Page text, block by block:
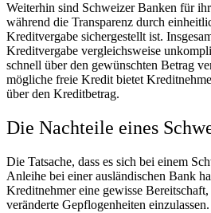
Weiterhin sind Schweizer Banken für
während die Transparenz durch
Kreditvergabe sichergestellt ist.
Kreditvergabe vergleichsweise
schnell über den gewünschten Betrag
mögliche freie Kredit bietet
über den Kreditbetrag.
Die Nachteile eines
Die Tatsache, dass es sich bei einem
Anleihe bei einer ausländischen Bank
Kreditnehmer eine gewisse
veränderte Gepflogenheiten